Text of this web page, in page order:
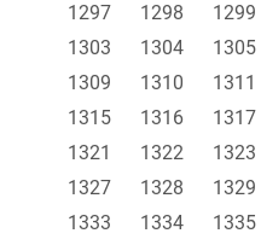
1297
1298 1299
1303
1304 1305
1309
1310 1311
1315
1316 1317
1321
1322 1323
1327
1328 1329
1333
1334 1335